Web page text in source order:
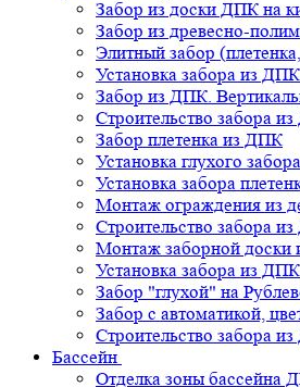
Забор из доски ДПК на
Забор из древесно-
Элитный забор
Установка забора из
Забор из ДПК.
Строительство забора
Забор плетенка из ДПК
Установка глухого
Установка забора
Монтаж ограждения из
Строительство забора
Монтаж заборной доски
Установка забора из
Забор "глухой" на
Забор с автоматикой,
Строительство забора
Бассейн
Отделка зоны бассейна